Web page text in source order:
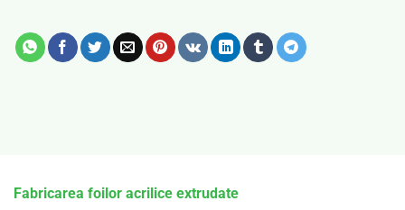
Fabricarea foilor acrilice extrudate